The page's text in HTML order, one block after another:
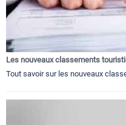
Les nouveaux classements
Tout savoir sur les nouveaux